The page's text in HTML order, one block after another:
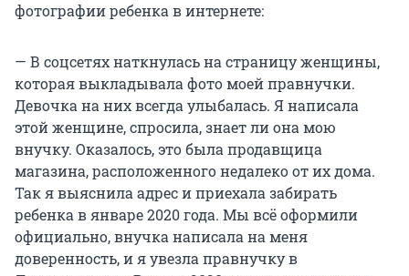
фотографии ребенка в интернете:
— В соцсетях наткнулась на страницу женщины,
которая выкладывала фото моей правнучки.
Девочка на них всегда улыбалась. Я написала
этой женщине, спросила, знает ли она мою
внучку. Оказалось, это была продавщица
магазина, расположенного недалеко от их дома.
Так я выяснила адрес и приехала забирать
ребенка в январе 2020 года. Мы всё оформили
официально, внучка написала на меня
доверенность, и я увезла правнучку в